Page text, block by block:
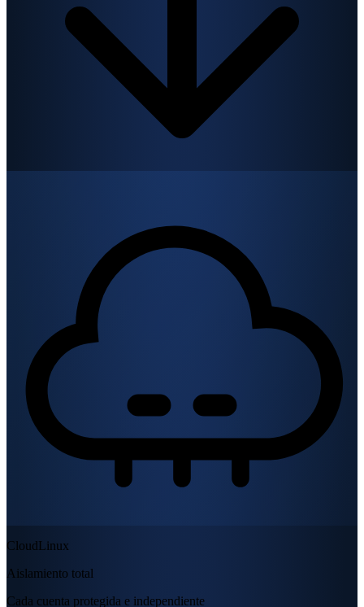
CloudLinux
Aislamiento total
Cada cuenta protegida e independiente